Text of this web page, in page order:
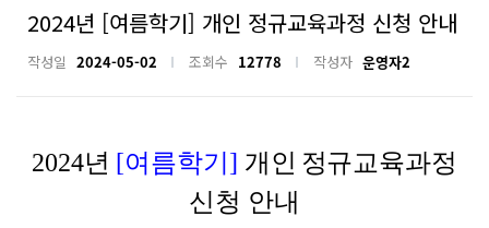
2024년 [여름학기] 개인 정규교육과정 신청 안내
작성일 2024-05-02 조회수 12778 작성자 운영자2
2024년 [여름학기 ] 개인 정규교육과정
신청 안내